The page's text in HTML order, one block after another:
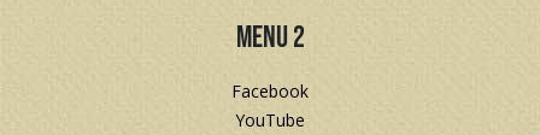
Menu 2
Facebook
YouTube